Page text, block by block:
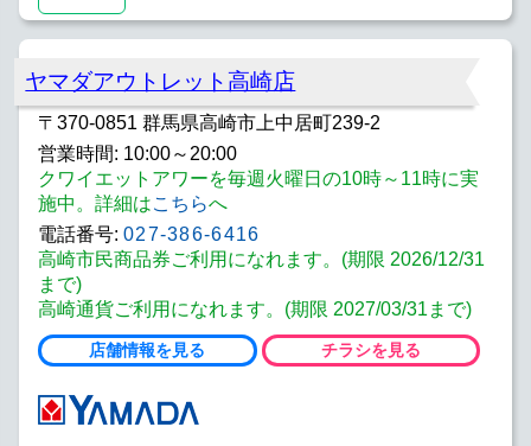
ヤマダアウトレット高崎店
〒370-0851 群馬県高崎市上中居町239-2
営業時間: 10:00～20:00
クワイエットアワーを毎週火曜日の10時～11時に実
施中。詳細はこちらへ
電話番号: 027-386-6416
高崎市民商品券ご利用になれます。(期限 2026/12/31
まで)
高崎通貨ご利用になれます。(期限 2027/03/31まで)
店舗情報を見る チラシを見る